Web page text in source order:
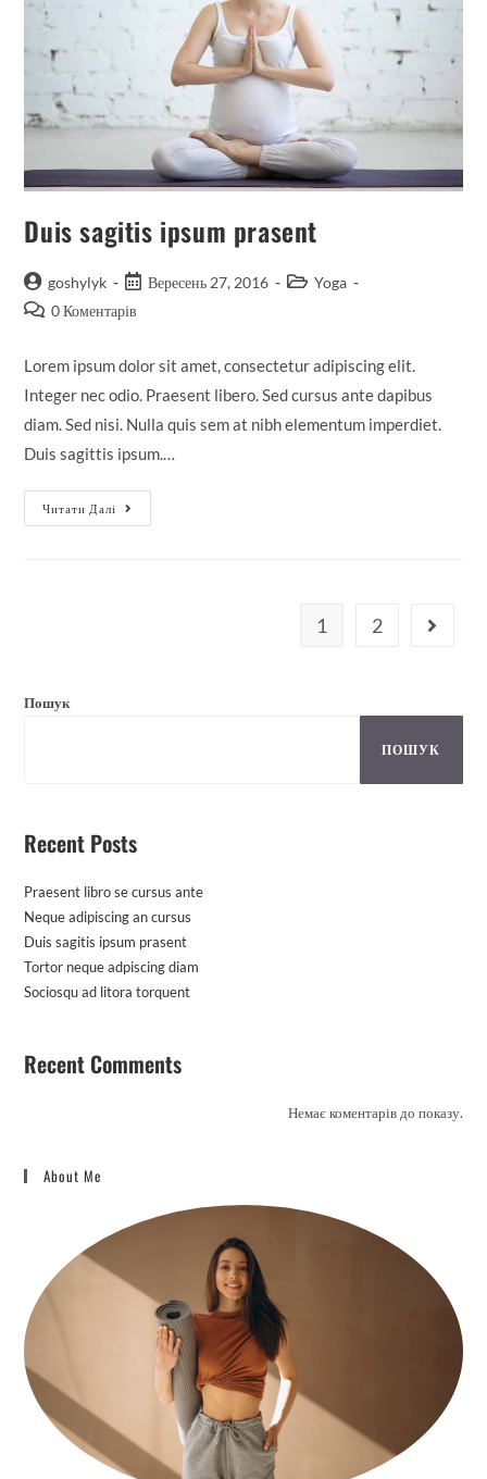
Duis sagitis ipsum prasent
goshylyk Вересень 27, 2016
Yoga
0 Коментарів
Lorem ipsum dolor sit amet, consectetur adipiscing elit.
Integer nec odio. Praesent libero. Sed cursus ante dapibus
diam. Sed nisi. Nulla quis sem at nibh elementum imperdiet.
Duis sagittis ipsum.…
Читати Далі
1 2
Пошук
ПОШУК
Recent Posts
Praesent libro se cursus ante
Neque adipiscing an cursus
Duis sagitis ipsum prasent
Tortor neque adpiscing diam
Sociosqu ad litora torquent
Recent Comments
Немає коментарів до показу.
About Me